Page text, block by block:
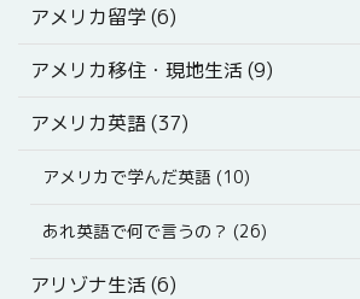
アメリカ留学 (6)
アメリカ移住・現地生活 (9)
アメリカ英語 (37)
アメリカで学んだ英語 (10)
あれ英語で何で言うの？ (26)
アリゾナ生活 (6)